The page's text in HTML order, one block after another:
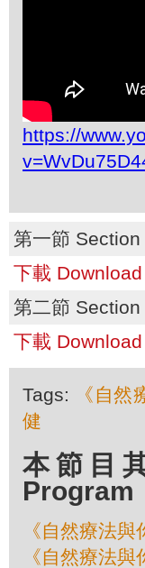
https://
第一節 Section
下載 Download
第二節 Section
下載 Download
Tags: 《自然
健
本節目
Program
《自然療法
《自然療法